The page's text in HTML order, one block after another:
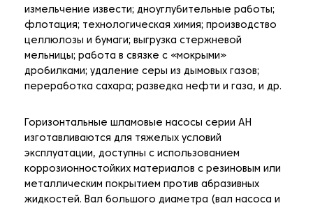
измельчение извести; дноуглубительные работы;
флотация; технологическая химия; производство
целлюлозы и бумаги; выгрузка стержневой
мельницы; работа в связке с «мокрыми»
дробилками; удаление серы из дымовых газов;
переработка сахара; разведка нефти и газа, и др.
Горизонтальные шламовые насосы серии AH
изготавливаются для тяжелых условий
эксплуатации, доступны с использованием
коррозионностойких материалов с резиновым или
металлическим покрытием против абразивных
жидкостей. Вал большого диаметра (вал насоса и